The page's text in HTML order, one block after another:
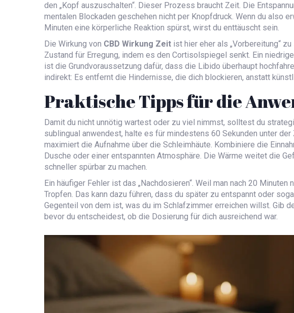
den „Kopf auszuschalten“. Dieser Prozess braucht Zeit. Die
mentalen Blockaden geschehen nicht per Knopfdruck. Wenn du also
Minuten eine körperliche Reaktion spürst, wirst du enttäuscht sein.
Die Wirkung von CBD Wirkung Zeit ist hier eher als „Vorbereitung“
Zustand für Erregung, indem es den Cortisolspiegel senkt. Ein
ist die Grundvoraussetzung dafür, dass die Libido überhaupt
indirekt: Es entfernt die Hindernisse, die dich blockieren, anstatt
Praktische Tipps für die
Damit du nicht unnötig wartest oder zu viel nimmst, solltest du
sublingual anwendest, halte es für mindestens 60 Sekunden unter
maximiert die Aufnahme über die Schleimhäute. Kombiniere die
Dusche oder einer entspannten Atmosphäre. Die Wärme weitet die
schneller spürbar zu machen.
Ein häufiger Fehler ist das „Nachdosieren“. Weil man nach 20
Tropfen. Das kann dazu führen, dass du später zu entspannt oder
Gegenteil von dem ist, was du im Schlafzimmer erreichen willst. Gib
bevor du entscheidest, ob die Dosierung für dich ausreichend war.